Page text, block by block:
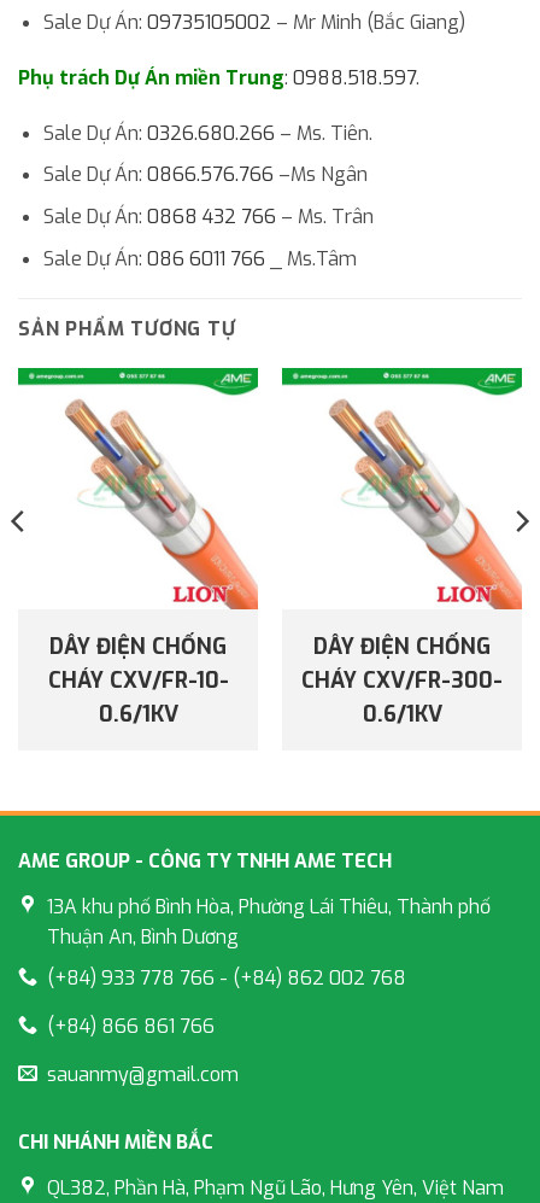
Sale Dự Án: 09735105002 – Mr Minh (Bắc Giang)
Phụ trách Dự Án miền Trung: 0988.518.597.
Sale Dự Án: 0326.680.266 – Ms. Tiên.
Sale Dự Án: 0866.576.766 –Ms Ngân
Sale Dự Án: 0868 432 766 – Ms. Trân
Sale Dự Án: 086 6011 766 _ Ms.Tâm
SẢN PHẨM TƯƠNG TỰ
DÂY ĐIỆN CHỐNG
CHÁY CXV/FR-10-
0.6/1KV
DÂY ĐIỆN CHỐNG
CHÁY CXV/FR-300-
0.6/1KV
AME GROUP - CÔNG TY TNHH AME TECH
13A khu phố Bình Hòa, Phường Lái Thiêu, Thành phố
Thuận An, Bình Dương
(+84) 933 778 766 - (+84) 862 002 768
(+84) 866 861 766
sauanmy@gmail.com
CHI NHÁNH MIỀN BẮC
QL382, Phần Hà, Phạm Ngũ Lão, Hưng Yên, Việt Nam